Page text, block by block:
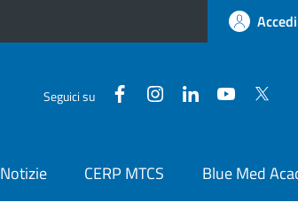
Seguici su FacebookInstagramLinkedInYouTube
Notizie CERP MTCS Blue Med